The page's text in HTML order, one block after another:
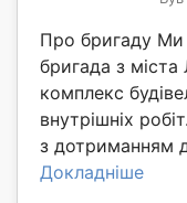
Про бригаду Ми
бригада з міста
комплекс
внутрішніх
з дотриманням
Докладніше